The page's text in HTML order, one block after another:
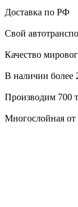
Доставка по РФ
Свой
Качество
В наличии более
Производим 700
Многослойная от